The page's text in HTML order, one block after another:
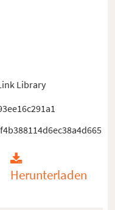
Library
Herunterladen